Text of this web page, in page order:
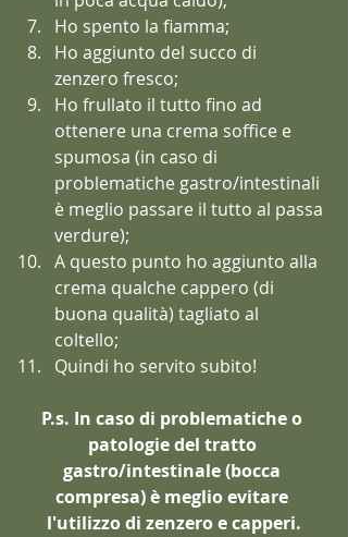
Ho spento la fiamma;
Ho aggiunto del succo di
zenzero fresco;
Ho frullato il tutto fino ad
ottenere una crema soffice e
spumosa (in caso di
problematiche gastro/intestinali
è meglio passare il tutto al passa
verdure);
A questo punto ho aggiunto alla
crema qualche cappero (di
buona qualità) tagliato al
coltello;
Quindi ho servito subito!
P.s. In caso di problematiche o
patologie del tratto
gastro/intestinale (bocca
compresa) è meglio evitare
l'utilizzo di zenzero e capperi.